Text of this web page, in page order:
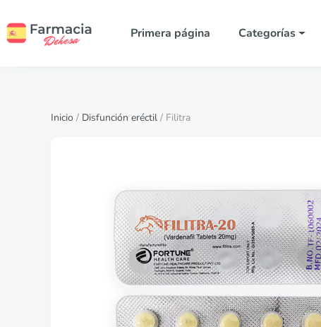
Primera página Categorías
Inicio / Disfunción eréctil / Filitra